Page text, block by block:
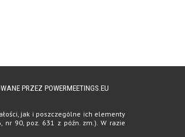
PRZEZ POWERMEETINGS.EU
jak i poszczególne ich elementy
90, poz. 631 z późn. zm.). W razie